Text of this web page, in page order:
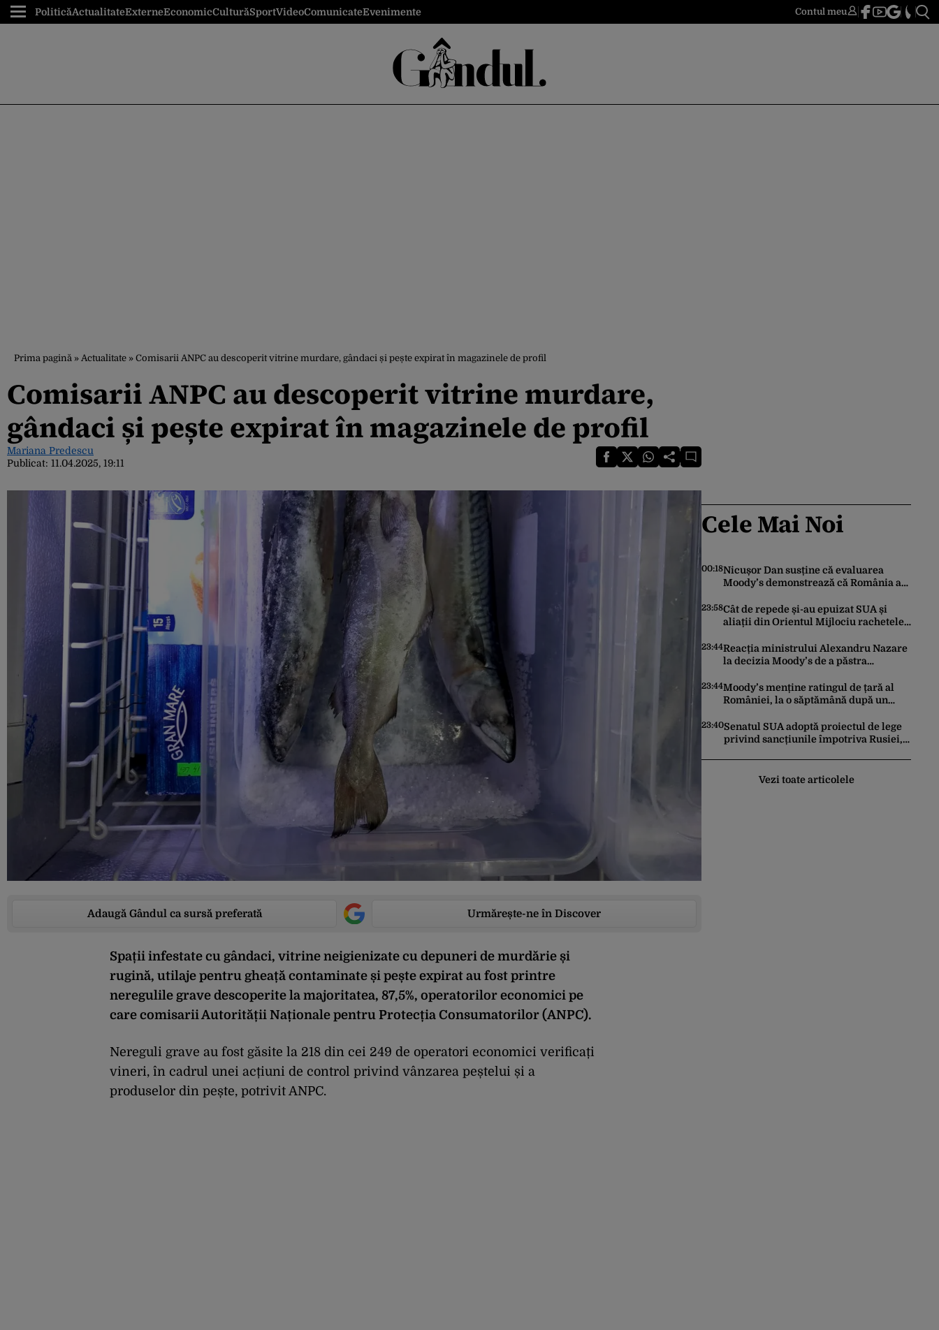
PoliticăActualitateExterneEconomicCulturăSportVideoComunicateEvenimente Contul meu
Prima pagină » Actualitate » Comisarii ANPC au descoperit vitrine murdare, gândaci și pește expirat în magazinele de profil
Comisarii ANPC au descoperit vitrine murdare,
gândaci și pește expirat în magazinele de profil
Mariana Predescu
Publicat: 11.04.2025, 19:11
Adaugă Gândul ca sursă preferată Urmărește-ne în Discover
Spații infestate cu gândaci, vitrine neigienizate cu depuneri de murdărie și
rugină, utilaje pentru gheață contaminate și pește expirat au fost printre
neregulile grave descoperite la majoritatea, 87,5%, operatorilor economici pe
care comisarii Autorității Naționale pentru Protecția Consumatorilor (ANPC).
Nereguli grave au fost găsite la 218 din cei 249 de operatori economici verificați
vineri, în cadrul unei acțiuni de control privind vânzarea peștelui și a
produselor din pește, potrivit ANPC.
Cele Mai Noi
00:18Nicușor Dan susține că evaluarea
Moody’s demonstrează că România a
încrederea investitorilor: „Totuși,
perspectiva rămâne rezervată”
23:58Cât de repede și-au epuizat SUA și
aliații din Orientul Mijlociu rachetele
23:44Reacția ministrului Alexandru Nazare
la decizia Moody’s de a păstra
„Este un răgaz, dar în niciun caz un
motiv de relaxare”
23:44Moody’s menține ratingul de țară al
României, la o săptămână după un
unui guvern cu puteri depline,
principala vulnerabilitate din raport
23:40Senatul SUA adoptă proiectul de lege
privind sancțiunile împotriva Rusiei,
Vezi toate articolele